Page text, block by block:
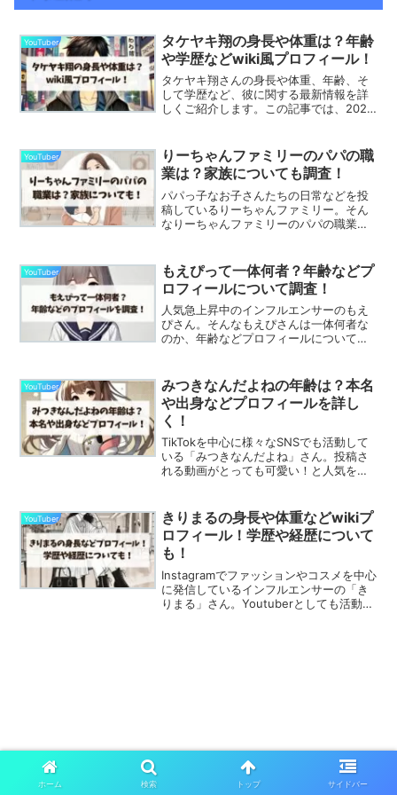
YouTuber
タケヤキ翔の身長や体重は？年齢
や学歴などwiki風プロフィール！
タケヤキ翔さんの身長や体重、年齢、そ
して学歴など、彼に関する最新情報を詳
しくご紹介します。この記事では、2024
ブランドの展開についても深掘りしてい
きますよ。タケヤキ...
YouTuber
りーちゃんファミリーのパパの職
業は？家族についても調査！
パパっ子なお子さんたちの日常などを投
稿しているりーちゃんファミリー。そん
なりーちゃんファミリーのパパの職業や
などから人気を集めているインフルエン
サーです。りーちゃんファ...
YouTuber
もえぴって一体何者？年齢などプ
ロフィールについて調査！
人気急上昇中のインフルエンサーのもえ
ぴさん。そんなもえぴさんは一体何者な
のか、年齢などプロフィールについて気
らの記事では、以下について詳しく調べ
てお届けします！もえぴっ...
YouTuber
みつきなんだよねの年齢は？本名
や出身などプロフィールを詳し
く！
TikTokを中心に様々なSNSでも活動して
いる「みつきなんだよね」さん。投稿さ
れる動画がとっても可愛い！と人気を集
のではないでしょうか？みつきなんだよ
ねの年齢？この記...
YouTuber
きりまるの身長や体重などwikiプ
ロフィール！学歴や経歴について
も！
Instagramでファッションやコスメを中心
に発信しているインフルエンサーの「き
りまる」さん。Youtuberとしても活動し
ホーム 検索 トップ サイドバー